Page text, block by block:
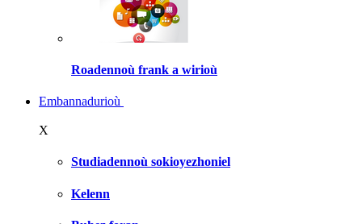
Roadennoù frank a wirioù
Embannadurioù
X
Studiadennoù sokioyezhoniel
Kelenn